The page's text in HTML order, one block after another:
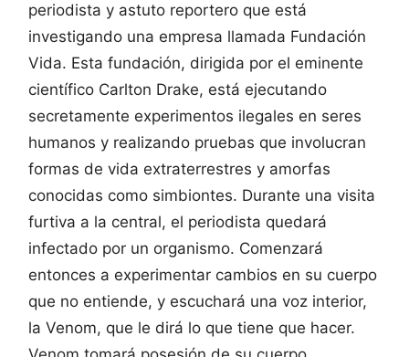
periodista y astuto reportero que está
investigando una empresa llamada Fundación
Vida. Esta fundación, dirigida por el eminente
científico Carlton Drake, está ejecutando
secretamente experimentos ilegales en seres
humanos y realizando pruebas que involucran
formas de vida extraterrestres y amorfas
conocidas como simbiontes. Durante una visita
furtiva a la central, el periodista quedará
infectado por un organismo. Comenzará
entonces a experimentar cambios en su cuerpo
que no entiende, y escuchará una voz interior,
la Venom, que le dirá lo que tiene que hacer.